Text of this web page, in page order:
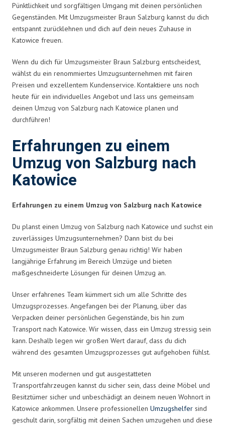
Pünktlichkeit und sorgfältigen Umgang mit deinen persönlichen
Gegenständen. Mit Umzugsmeister Braun Salzburg kannst du dich
entspannt zurücklehnen und dich auf dein neues Zuhause in
Katowice freuen.
Wenn du dich für Umzugsmeister Braun Salzburg entscheidest,
wählst du ein renommiertes Umzugsunternehmen mit fairen
Preisen und exzellentem Kundenservice. Kontaktiere uns noch
heute für ein individuelles Angebot und lass uns gemeinsam
deinen Umzug von Salzburg nach Katowice planen und
durchführen!
Erfahrungen zu einem
Umzug von Salzburg nach
Katowice
Erfahrungen zu einem Umzug von Salzburg nach Katowice
Du planst einen Umzug von Salzburg nach Katowice und suchst ein
zuverlässiges Umzugsunternehmen? Dann bist du bei
Umzugsmeister Braun Salzburg genau richtig! Wir haben
langjährige Erfahrung im Bereich Umzüge und bieten
maßgeschneiderte Lösungen für deinen Umzug an.
Unser erfahrenes Team kümmert sich um alle Schritte des
Umzugsprozesses. Angefangen bei der Planung, über das
Verpacken deiner persönlichen Gegenstände, bis hin zum
Transport nach Katowice. Wir wissen, dass ein Umzug stressig sein
kann. Deshalb legen wir großen Wert darauf, dass du dich
während des gesamten Umzugsprozesses gut aufgehoben fühlst.
Mit unseren modernen und gut ausgestatteten
Transportfahrzeugen kannst du sicher sein, dass deine Möbel und
Besitztümer sicher und unbeschädigt an deinem neuen Wohnort in
Katowice ankommen. Unsere professionellen Umzugshelfer sind
geschult darin, sorgfältig mit deinen Sachen umzugehen und diese